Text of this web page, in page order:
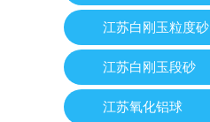
江苏白刚玉粒度砂
江苏白刚玉段砂
江苏氧化铝球